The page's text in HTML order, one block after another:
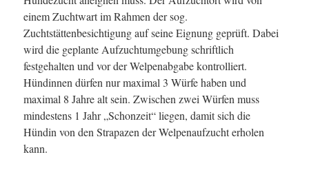
einem Zuchtwart im Rahmen der sog.
Zuchtstättenbesichtigung auf seine Eignung geprüft. Dabei
wird die geplante Aufzuchtumgebung schriftlich
festgehalten und vor der Welpenabgabe kontrolliert.
Hündinnen dürfen nur maximal 3 Würfe haben und
maximal 8 Jahre alt sein. Zwischen zwei Würfen muss
mindestens 1 Jahr „Schonzeit“ liegen, damit sich die
Hündin von den Strapazen der Welpenaufzucht erholen
kann.